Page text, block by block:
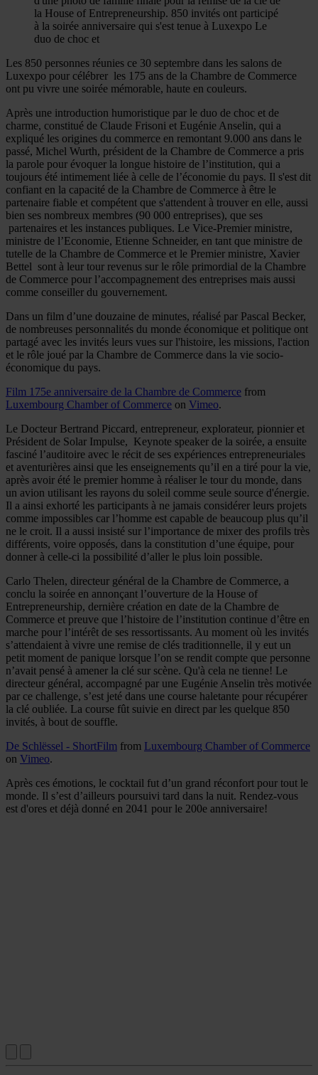
la House of Entrepreneurship. 850 invités ont participé
à la soirée anniversaire qui s'est tenue à Luxexpo Le
duo de choc et
Les 850 personnes réunies ce 30 septembre dans les salons de
Luxexpo pour célébrer les 175 ans de la Chambre de Commerce
ont pu vivre une soirée mémorable, haute en couleurs.
Après une introduction humoristique par le duo de choc et de
charme, constitué de Claude Frisoni et Eugénie Anselin, qui a
expliqué les origines du commerce en remontant 9.000 ans dans le
passé, Michel Wurth, président de la Chambre de Commerce a pris
la parole pour évoquer la longue histoire de l’institution, qui a
toujours été intimement liée à celle de l’économie du pays. Il s'est dit
confiant en la capacité de la Chambre de Commerce à être le
partenaire fiable et compétent que s'attendent à trouver en elle, aussi
bien ses nombreux membres (90 000 entreprises), que ses
partenaires et les instances publiques. Le Vice-Premier ministre,
ministre de l’Economie, Etienne Schneider, en tant que ministre de
tutelle de la Chambre de Commerce et le Premier ministre, Xavier
Bettel sont à leur tour revenus sur le rôle primordial de la Chambre
de Commerce pour l’accompagnement des entreprises mais aussi
comme conseiller du gouvernement.
Dans un film d’une douzaine de minutes, réalisé par Pascal Becker,
de nombreuses personnalités du monde économique et politique ont
partagé avec les invités leurs vues sur l'histoire, les missions, l'action
et le rôle joué par la Chambre de Commerce dans la vie socio-
économique du pays.
Film 175e anniversaire de la Chambre de Commerce from
Luxembourg Chamber of Commerce on Vimeo.
Le Docteur Bertrand Piccard, entrepreneur, explorateur, pionnier et
Président de Solar Impulse, Keynote speaker de la soirée, a ensuite
fasciné l’auditoire avec le récit de ses expériences entrepreneuriales
et aventurières ainsi que les enseignements qu’il en a tiré pour la vie,
après avoir été le premier homme à réaliser le tour du monde, dans
un avion utilisant les rayons du soleil comme seule source d'énergie.
Il a ainsi exhorté les participants à ne jamais considérer leurs projets
comme impossibles car l’homme est capable de beaucoup plus qu’il
ne le croit. Il a aussi insisté sur l’importance de mixer des profils très
différents, voire opposés, dans la constitution d’une équipe, pour
donner à celle-ci la possibilité d’aller le plus loin possible.
Carlo Thelen, directeur général de la Chambre de Commerce, a
conclu la soirée en annonçant l’ouverture de la House of
Entrepreneurship, dernière création en date de la Chambre de
Commerce et preuve que l’histoire de l’institution continue d’être en
marche pour l’intérêt de ses ressortissants. Au moment où les invités
s’attendaient à vivre une remise de clés traditionnelle, il y eut un
petit moment de panique lorsque l’on se rendit compte que personne
n’avait pensé à amener la clé sur scène. Qu'à cela ne tienne! Le
directeur général, accompagné par une Eugénie Anselin très motivée
par ce challenge, s’est jeté dans une course haletante pour récupérer
la clé oubliée. La course fût suivie en direct par les quelque 850
invités, à bout de souffle.
De Schlëssel - ShortFilm from Luxembourg Chamber of Commerce
on Vimeo.
Après ces émotions, le cocktail fut d’un grand réconfort pour tout le
monde. Il s’est d’ailleurs poursuivi tard dans la nuit. Rendez-vous
est d'ores et déjà donné en 2041 pour le 200e anniversaire!